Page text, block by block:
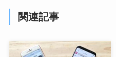
関連記事